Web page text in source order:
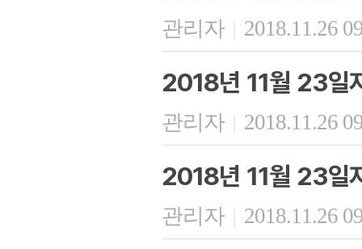
관리자 | 2018.11.26
2018년 11월 23일
관리자 | 2018.11.26
2018년 11월 23일
관리자 | 2018.11.26